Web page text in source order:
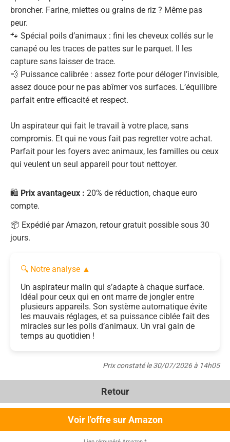
broncher. Farine, miettes ou grains de riz ? Même pas
peur.
🐾 Spécial poils d’animaux : fini les cheveux collés sur le
canapé ou les traces de pattes sur le parquet. Il les
capture sans laisser de trace.
💨 Puissance calibrée : assez forte pour déloger l’invisible,
assez douce pour ne pas abîmer vos surfaces. L’équilibre
parfait entre efficacité et respect.
Un aspirateur qui fait le travail à votre place, sans
compromis. Et qui ne vous fait pas regretter votre achat.
Parfait pour les foyers avec animaux, les familles ou ceux
qui veulent un seul appareil pour tout nettoyer.
🛍️ Prix avantageux : 20% de réduction, chaque euro
compte.
📦 Expédié par Amazon, retour gratuit possible sous 30
jours.
🔍 Notre analyse ▲
Un aspirateur malin qui s’adapte à chaque surface.
Idéal pour ceux qui en ont marre de jongler entre
plusieurs appareils. Son système automatique évite
les mauvais réglages, et sa puissance ciblée fait des
miracles sur les poils d’animaux. Un vrai gain de
temps au quotidien !
Prix constaté le 30/07/2026 à 14h05
Retour
Voir l'offre sur Amazon